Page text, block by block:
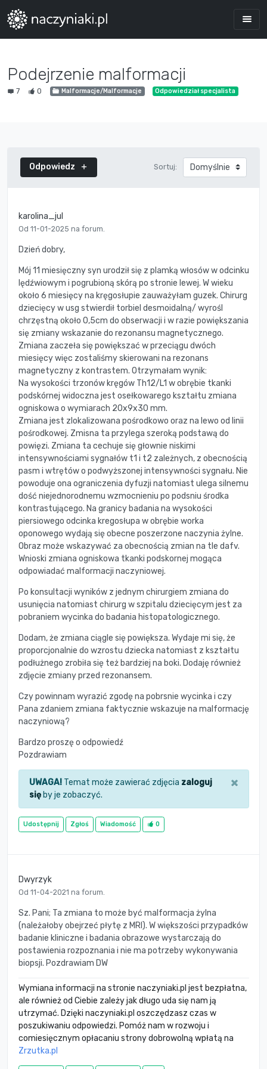
Podejrzenie malformacji
7 0 Malformacje/Malformacje Odpowiedział specjalista
Odpowiedz Sortuj:
karolina_jul
Od 11-01-2025 na forum.
Dzień dobry,
Mój 11 miesięczny syn urodził się z plamką włosów w odcinku
lędźwiowym i pogrubioną skórą po stronie lewej. W wieku
około 6 miesięcy na kręgosłupie zauważyłam guzek. Chirurg
dziecięcy w usg stwierdił torbiel desmoidalną/ wyrośl
chrzęstną około 0,5cm do obserwacji i w razie powiększania
się zmiany wskazanie do rezonansu magnetycznego.
Zmiana zaczeła się powiększać w przeciągu dwóch
miesięcy więc zostaliśmy skierowani na rezonans
magnetyczny z kontrastem. Otrzymałam wynik:
Na wysokości trzonów kręgów Th12/L1 w obrębie tkanki
podskórnej widoczna jest osełkowarego kształtu zmiana
ogniskowa o wymiarach 20x9x30 mm.
Zmiana jest zlokalizowana pośrodkowo oraz na lewo od linii
pośrodkowej. Zmisna ta przylega szeroką podstawą do
powięzi. Zmiana ta cechuje się głownie niskimi
intensywnościami sygnałów t1 i t2 zależnych, z obecnością
pasm i wtrętów o podwyższonej intensywności sygnału. Nie
powoduje ona ograniczenia dyfuzji natomiast ulega silnemu
dość niejednorodnemu wzmocnieniu po podsniu środka
kontrastującego. Na granicy badania na wysokości
piersiowego odcinka kregosłupa w obrębie worka
oponowego wydają się obecne poszerzone naczynia żylne.
Obraz może wskazywać za obecnością zmian na tle dafv.
Wnioski zmiana ogniskowa tkanki podskornej mogąca
odpowiadać malformacji naczyniowej.
Po konsultacji wyników z jednym chirurgiem zmiana do
usunięcia natomiast chirurg w szpitalu dziecięcym jest za
pobraniem wycinka do badania histopatologicznego.
Dodam, że zmiana ciągle się powiększa. Wydaje mi się, że
proporcjonalnie do wzrostu dziecka natomiast z kształtu
podłużnego zrobiła się też bardziej na boki. Dodaję również
zdjęcie zmiany przed rezonansem.
Czy powinnam wyrazić zgodę na pobrsnie wycinka i czy
Pana zdaniem zmiana faktycznie wskazuje na malformację
naczyniową?
Bardzo proszę o odpowiedź
Pozdrawiam
UWAGA! Temat może zawierać zdjęcia zaloguj
się by je zobaczyć.
×
Udostępnij Zgłoś Wiadomość 0
Dwyrzyk
Od 11-04-2021 na forum.
Sz. Pani; Ta zmiana to może być malformacja żylna
(należałoby obejrzeć płytę z MRI). W większości przypadków
badanie kliniczne i badania obrazowe wystarczają do
postawienia rozpoznania i nie ma potrzeby wykonywania
biopsji. Pozdrawiam DW
Wymiana informacji na stronie naczyniaki.pl jest bezpłatna,
ale również od Ciebie zależy jak długo uda się nam ją
utrzymać. Dzięki naczyniaki.pl oszczędzasz czas w
poszukiwaniu odpowiedzi. Pomóż nam w rozwoju i
comiesięcznym opłacaniu strony dobrowolną wpłatą na
Zrzutka.pl